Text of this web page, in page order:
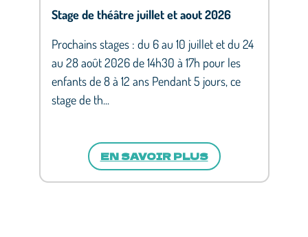
Stage de théâtre juillet et aout 2026
Prochains stages : du 6 au 10 juillet et du 24
au 28 août 2026 de 14h30 à 17h pour les
enfants de 8 à 12 ans Pendant 5 jours, ce
stage de th...
EN SAVOIR PLUS